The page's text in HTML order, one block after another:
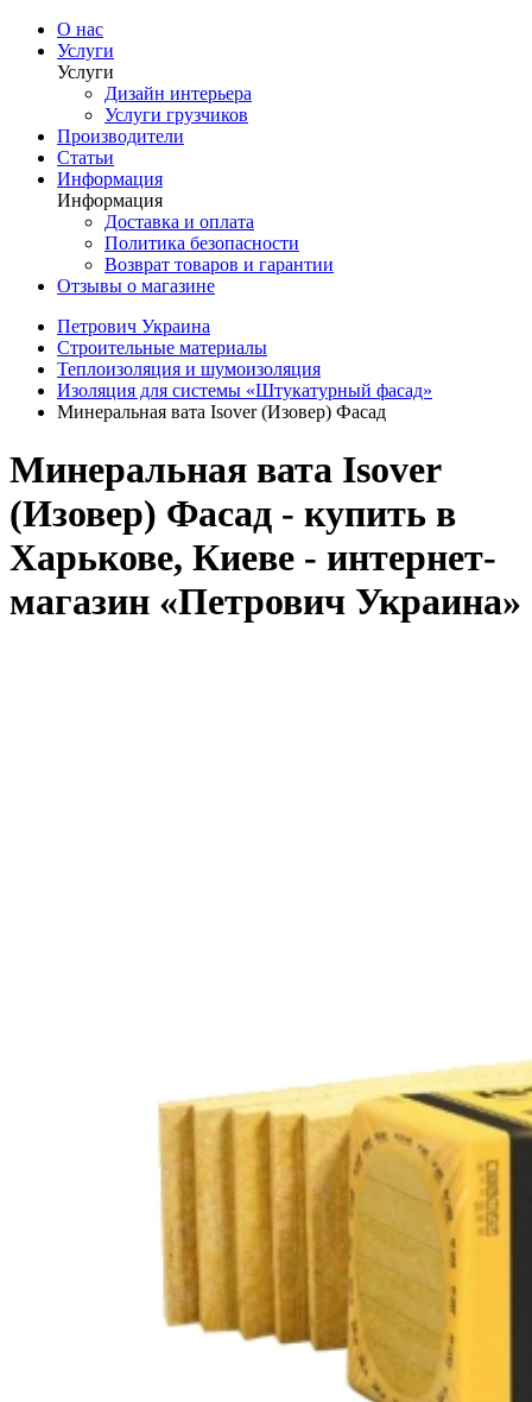
О нас
Услуги
Услуги
Дизайн интерьера
Услуги грузчиков
Производители
Статьи
Информация
Информация
Доставка и оплата
Политика безопасности
Возврат товаров и гарантии
Отзывы о магазине
Петрович Украина
Строительные материалы
Теплоизоляция и шумоизоляция
Изоляция для системы «Штукатурный фасад»
Минеральная вата Isover (Изовер) Фасад
Минеральная вата Isover
(Изовер) Фасад - купить в
Харькове, Киеве - интернет-
магазин «Петрович Украина»